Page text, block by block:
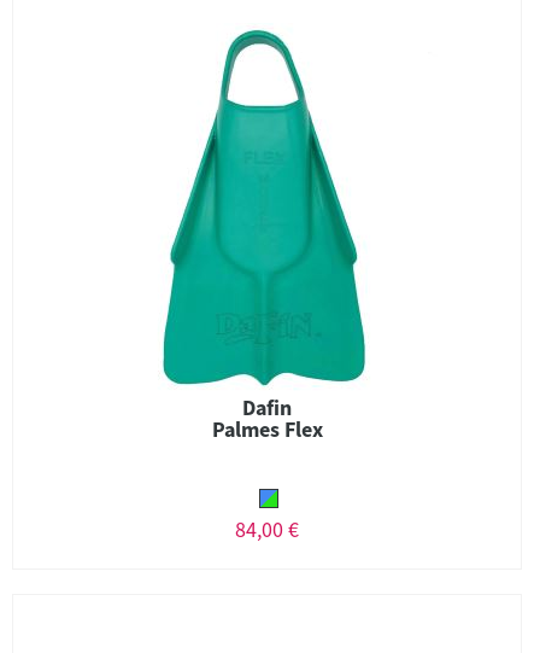
Dafin
Palmes Flex
84,00 €